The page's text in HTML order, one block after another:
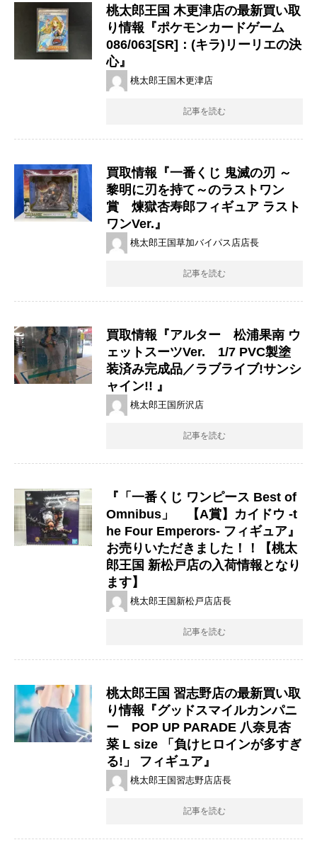
桃太郎王国 木更津店の最新買い取
り情報『ポケモンカードゲーム
086/063[SR]：(キラ)リーリエの決
心』
桃太郎王国木更津店
記事を読む
買取情報『一番くじ ​鬼滅の刃 ​～
黎明に刃を持て～のラストワン
賞 煉獄杏寿郎フィギュア ​ラスト
ワンVer.』
桃太郎王国草加バイパス店店長
記事を読む
買取情報『アルター 松浦果南 ウ
ェットスーツVer. 1/7 PVC製塗
装済み完成品／ラブライブ!サンシ
ャイン!! 』
桃太郎王国所沢店
記事を読む
『「一番くじ ​ワンピース ​Best ​of ​
Omnibus」 【A賞】カイドウ ​-t
he ​Four ​Emperors- ​フィギュア』
お売りいただきました！！【桃太
郎王国 新松戸店の入荷情報となり
ます】
桃太郎王国新松戸店店長
記事を読む
桃太郎王国 習志野店の最新買い取
り情報『グッドスマイルカンパニ
ー POP ​UP ​PARADE ​八奈見杏
菜 ​L ​size ​「負けヒロインが多すぎ
る!」 フィギュア』
桃太郎王国習志野店店長
記事を読む